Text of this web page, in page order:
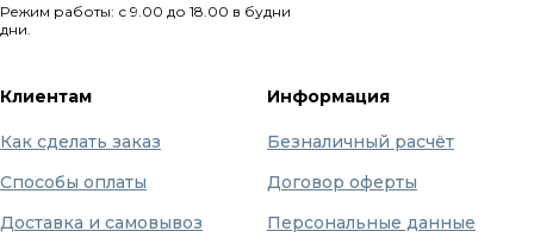
Режим работы: с 9.00 до 18.00 в будни
дни.
Клиентам
Как сделать заказ
Способы оплаты
Доставка и самовывоз
Информация
Безналичный расчёт
Договор оферты
Персональные данные